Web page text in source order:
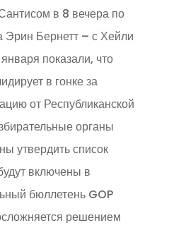
в 8 вечера по
Эрин Бернетт – с Хейли
показали, что
в гонке за
от Республиканской
органы
утвердить список
включены в
бюллетень GOP
решением